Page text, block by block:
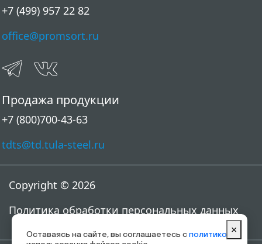
+7 (499) 957 22 82
office@promsort.ru
Продажа продукции
+7 (800)700-43-63
tdts@td.tula-steel.ru
Copyright © 2026
Политика обработки персональных данных
Оставаясь на сайте, вы соглашаетесь сполитикой ×